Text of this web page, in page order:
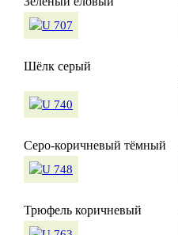
Шёлк серый
Серо-коричневый тёмный
Трюфель коричневый